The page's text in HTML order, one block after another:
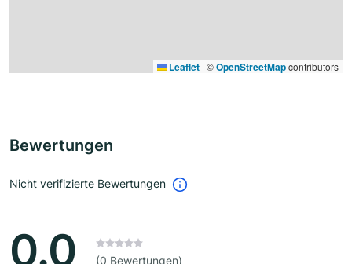
Leaflet | ©OpenStreetMapcontributors
Bewertungen
Nicht verifizierte Bewertungen
0.0 (0 Bewertungen)